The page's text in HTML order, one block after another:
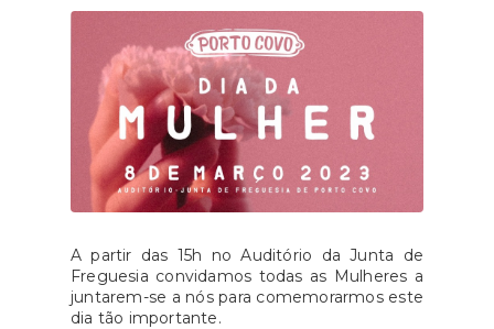
A partir das 15h no Auditório da Junta de
Freguesia convidamos todas as Mulheres a
juntarem-se a nós para comemorarmos este
dia tão importante.